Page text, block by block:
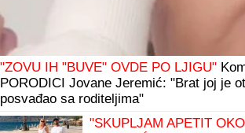
"ZOVU IH "BUVE" OVDE PO LJIGU"
PORODICI Jovane Jeremić: "Brat joj je
posvađao sa roditeljima"
"SKUPLJAM APETIT